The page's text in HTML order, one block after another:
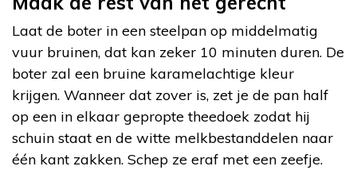
Laat de boter in een steelpan op middelmatig
vuur bruinen, dat kan zeker 10 minuten duren. De
boter zal een bruine karamelachtige kleur
krijgen. Wanneer dat zover is, zet je de pan half
op een in elkaar gepropte theedoek zodat hij
schuin staat en de witte melkbestanddelen naar
één kant zakken. Schep ze eraf met een zeefje.